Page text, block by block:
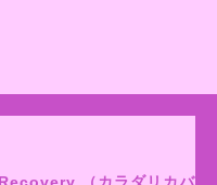
（カラダリカバ